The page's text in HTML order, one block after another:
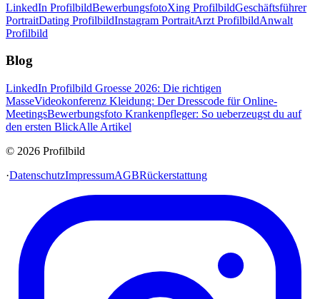
LinkedIn ProfilbildBewerbungsfotoXing ProfilbildGeschäftsführer
PortraitDating ProfilbildInstagram PortraitArzt ProfilbildAnwalt
Profilbild
Blog
LinkedIn Profilbild Groesse 2026: Die richtigen
MasseVideokonferenz Kleidung: Der Dresscode für Online-
MeetingsBewerbungsfoto Krankenpfleger: So ueberzeugst du auf
den ersten BlickAlle Artikel
© 2026 Profilbild
·DatenschutzImpressumAGBRückerstattung